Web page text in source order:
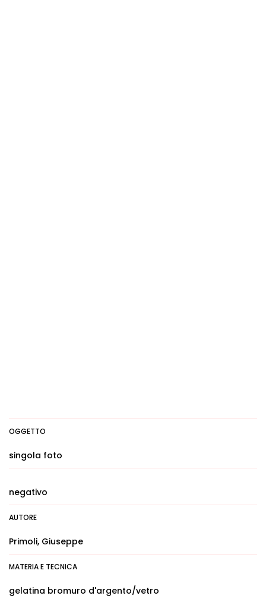
OGGETTO
singola foto
negativo
AUTORE
Primoli, Giuseppe
MATERIA E TECNICA
gelatina bromuro d'argento/vetro